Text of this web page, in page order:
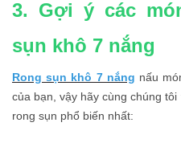
3. Gợi ý các
sụn khô 7 nắng
Rong sụn khô 7 nắng nấu
của bạn, vậy hãy cùng chúng
rong sụn phổ biến nhất: